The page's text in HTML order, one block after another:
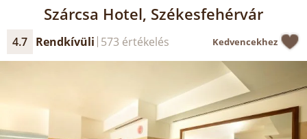
Szárcsa Hotel, Székesfehérvár
4.7 Rendkívüli 573 értékelés Kedvencekhez